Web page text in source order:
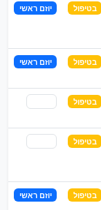
בטיפול יוזם ראשי
בטיפול יוזם ראשי
בטיפול
בטיפול
בטיפול יוזם ראשי